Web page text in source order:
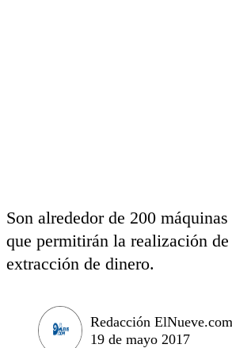
Son alrededor de 200
que permitirán la realización
extracción de dinero.
Redacción ElNueve.com
19 de mayo 2017